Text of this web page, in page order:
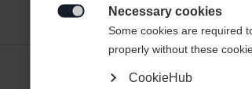
Vereinigte Staaten (Englisch)
Sì,
Necessary cookies
Some cookies are required
properly without these
CookieHub